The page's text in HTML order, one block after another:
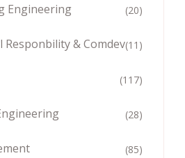
Engineering (20)
Responbility & Comdev(11)
(117)
(28)
(85)